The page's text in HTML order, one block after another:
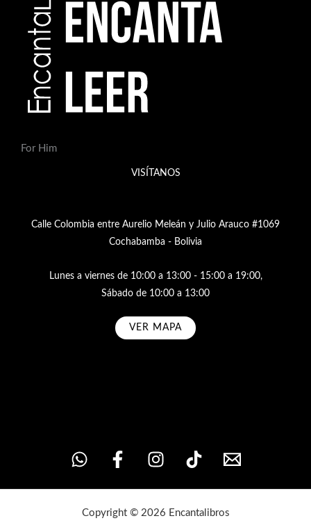
For Him
VISÍTANOS
Calle Colombia entre Aurelio Meleán y Julio Arauco #1069
Cochabamba - Bolivia
Lunes a viernes de 10:00 a 13:00 - 15:00 a 19:00,
Sábado de 10:00 a 13:00
VER MAPA
Copyright © 2026 Encantalibros